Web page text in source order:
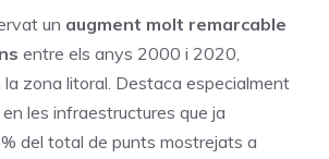
un augment molt remarcable
entre els anys 2000 i 2020,
zona litoral. Destaca especialment
les infraestructures que ja
del total de punts mostrejats a